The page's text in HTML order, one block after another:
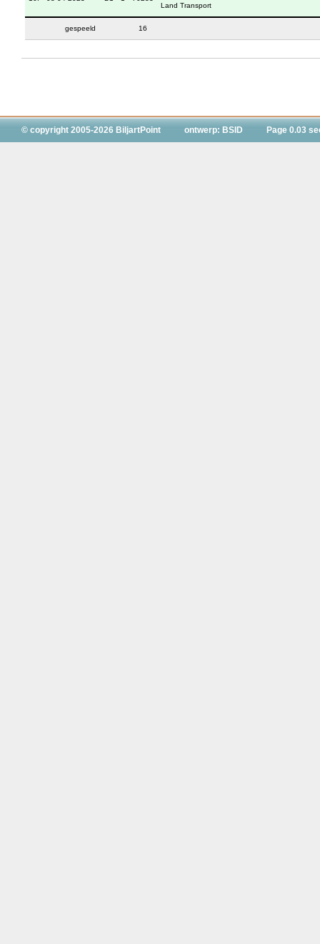
Land Transport
gespeeld 16
© copyright 2005-2026 BiljartPoint ontwerp: BSID Page 0.03